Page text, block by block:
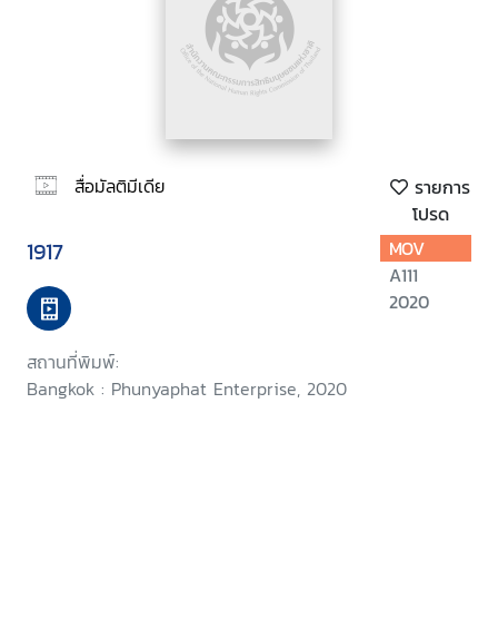
สื่อมัลติมีเดีย
รายการ
โปรด
1917
สถานที่พิมพ์:
Bangkok : Phunyaphat Enterprise, 2020
MOV
A111
2020